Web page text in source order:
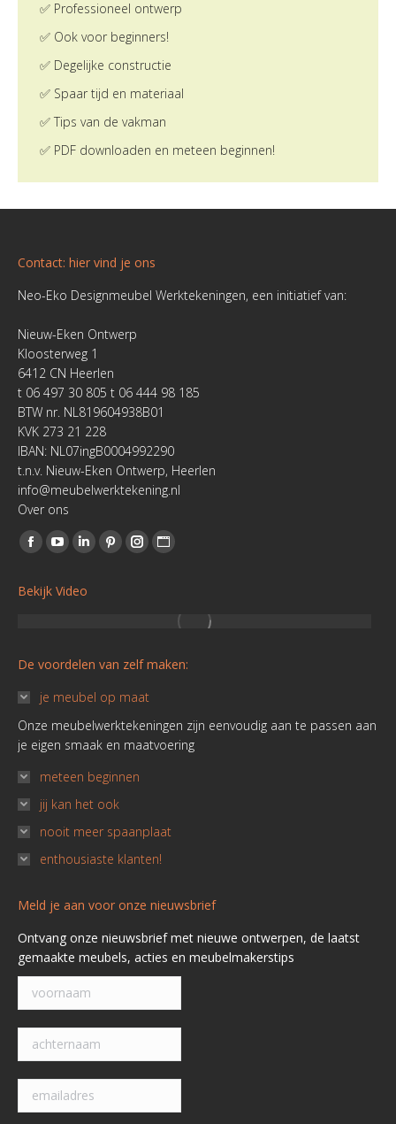
✅ Professioneel ontwerp
✅ Ook voor beginners!
✅ Degelijke constructie
✅ Spaar tijd en materiaal
✅ Tips van de vakman
✅ PDF downloaden en meteen beginnen!
Contact: hier vind je ons
Neo-Eko Designmeubel Werktekeningen, een initiatief van:
Nieuw-Eken Ontwerp
Kloosterweg 1
6412 CN Heerlen
t 06 497 30 805 t 06 444 98 185
BTW nr. NL819604938B01
KVK 273 21 228
IBAN: NL07ingB0004992290
t.n.v. Nieuw-Eken Ontwerp, Heerlen
info@meubelwerktekening.nl
Over ons
Vind ons op:
Facebook
opens
window
YouTube
opens
window
Linkedin
opens
window
Pinterest
window
Instagram
window
Website
window
Bekijk Video
De voordelen van zelf maken:
je meubel op maat
Onze meubelwerktekeningen zijn eenvoudig aan te passen aan
je eigen smaak en maatvoering
meteen beginnen
jij kan het ook
nooit meer spaanplaat
enthousiaste klanten!
Meld je aan voor onze nieuwsbrief
Ontvang onze nieuwsbrief met nieuwe ontwerpen, de laatst
gemaakte meubels, acties en meubelmakerstips